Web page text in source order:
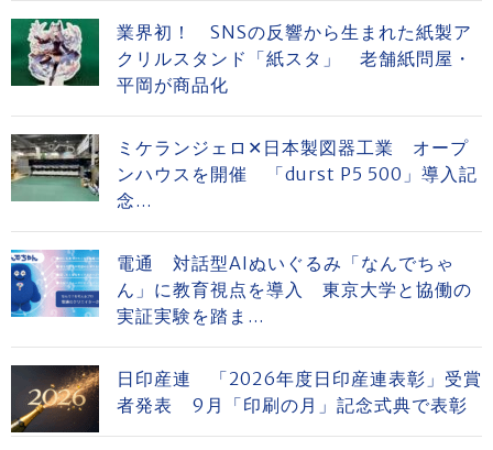
業界初！ SNSの反響から生まれた紙製ア
クリルスタンド「紙スタ」 老舗紙問屋・
平岡が商品化
ミケランジェロ✕日本製図器工業 オープ
ンハウスを開催 「durst P5 500」導入記
念...
電通 対話型AIぬいぐるみ「なんでちゃ
ん」に教育視点を導入 東京大学と協働の
実証実験を踏ま...
日印産連 「2026年度日印産連表彰」受賞
者発表 9月「印刷の月」記念式典で表彰